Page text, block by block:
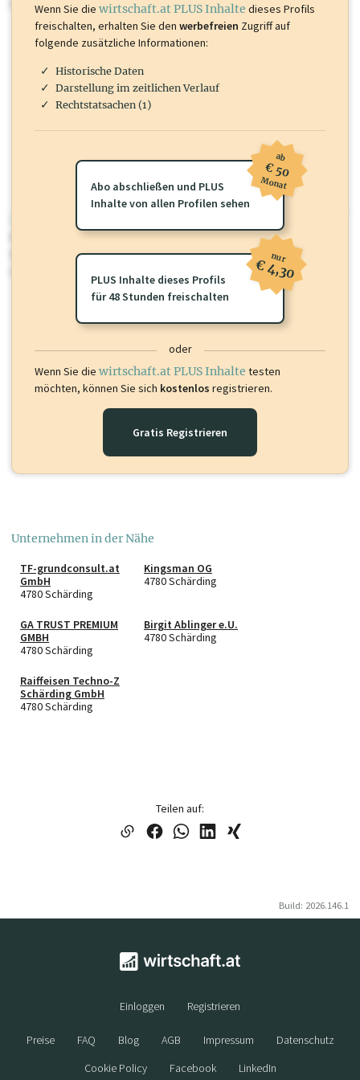
mehr.
Für dieses Profil gibt es zusätzlichewirtschaft.at PLUS Inhalte
Sie momentan nicht einsehen können. Schalten Sie dieses Profil frei
oder loggen Sie sich ein um diese Inhalte zu sehen.
Wenn Sie die wirtschaft.at PLUS Inhalte dieses Profils
freischalten, erhalten Sie den werbefreien Zugriff auf
folgende zusätzliche Informationen:
Historische Daten
Darstellung im zeitlichen Verlauf
Rechtstatsachen (1)
Abo abschließen und PLUS
Inhalte von allen Profilen sehen
ab
€ 50
Monat
PLUS Inhalte dieses Profils
für 48 Stunden freischalten
nur
€ 4,30
oder
Wenn Sie die wirtschaft.at PLUS Inhalte testen
möchten, können Sie sich kostenlos registrieren.
Gratis Registrieren
Unternehmen in der Nähe
TF-grundconsult.at
GmbH
4780 Schärding
Kingsman OG
4780 Schärding
GA TRUST PREMIUM
GMBH
4780 Schärding
Birgit Ablinger e.U.
4780 Schärding
Raiffeisen Techno-Z
Schärding GmbH
4780 Schärding
Teilen auf:
Build: 2026.146.1
Einloggen Registrieren
Preise FAQ Blog AGB Impressum
Datenschutz
Cookie Policy
Facebook LinkedIn